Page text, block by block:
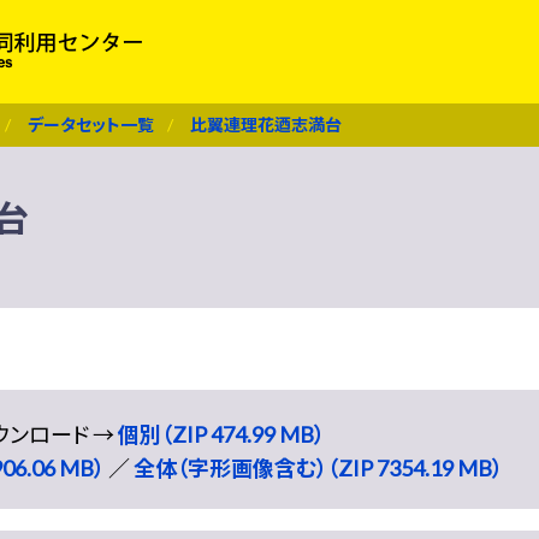
データセット一覧 比翼連理花迺志満台
ンロード →個別（ZIP 474.99 MB）
MB） ／全体（字形画像含む）（ZIP 7354.19 MB）